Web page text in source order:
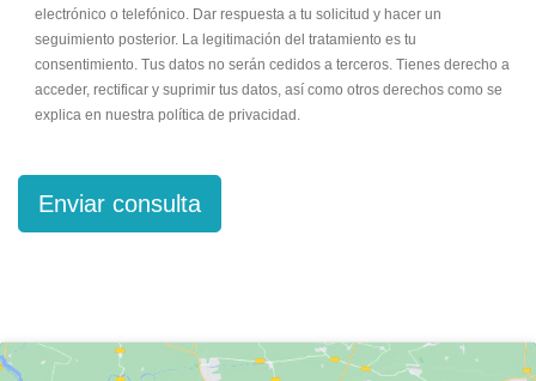
electrónico o telefónico. Dar respuesta a tu solicitud y hacer un
seguimiento posterior. La legitimación del tratamiento es tu
consentimiento. Tus datos no serán cedidos a terceros. Tienes derecho a
acceder, rectificar y suprimir tus datos, así como otros derechos como se
explica en nuestra política de privacidad.